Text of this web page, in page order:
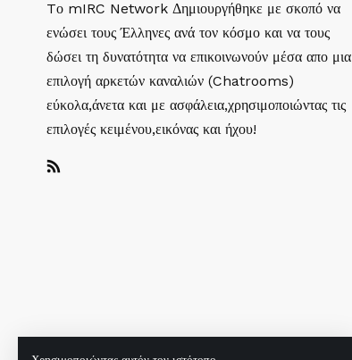
Tο mIRC Network Δημιουργήθηκε με σκοπό να
ενώσει τους Έλληνες ανά τον κόσμο και να τους
δώσει τη δυνατότητα να επικοινωνούν μέσα απο μια
επιλογή αρκετών καναλιών (Chatrooms)
εύκολα,άνετα και με ασφάλεια,χρησιμοποιώντας τις
επιλογές κειμένου,εικόνας και ήχου!